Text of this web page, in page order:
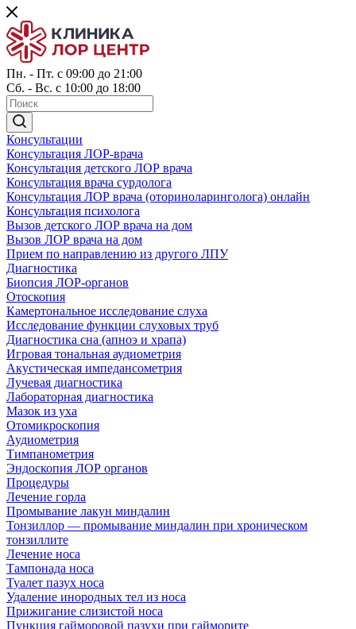
Пн. - Пт. с 09:00 до 21:00
Сб. - Вс. с 10:00 до 18:00
Консультации
Консультация ЛОР-врача
Консультация детского ЛОР врача
Консультация врача сурдолога
Консультация ЛОР врача (оториноларинголога) онлайн
Консультация психолога
Вызов детского ЛОР врача на дом
Вызов ЛОР врача на дом
Прием по направлению из другого ЛПУ
Диагностика
Биопсия ЛОР-органов
Отоскопия
Камертональное исследование слуха
Исследование функции слуховых труб
Диагностика сна (апноэ и храпа)
Игровая тональная аудиометрия
Акустическая импедансометрия
Лучевая диагностика
Лабораторная диагностика
Мазок из уха
Отомикроскопия
Аудиометрия
Тимпанометрия
Эндоскопия ЛОР органов
Процедуры
Лечение горла
Промывание лакун миндалин
Тонзиллор — промывание миндалин при хроническом
тонзиллите
Лечение носа
Тампонада носа
Туалет пазух носа
Удаление инородных тел из носа
Прижигание слизистой носа
Пункция гайморовой пазухи при гайморите